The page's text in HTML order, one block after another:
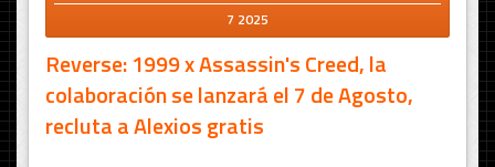
7 2025
Reverse: 1999 x Assassin's Creed, la
colaboración se lanzará el 7 de Agosto,
recluta a Alexios gratis